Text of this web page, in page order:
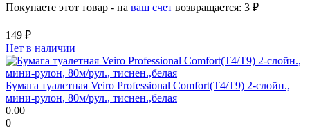
Покупаете этот товар - на ваш счет возвращается: 3 ₽
149 ₽
Нет в наличии
Бумага туалетная Veiro Professional Comfort(T4/T9) 2-слойн.,
мини-рулон, 80м/рул., тиснен.,белая
0.00
0